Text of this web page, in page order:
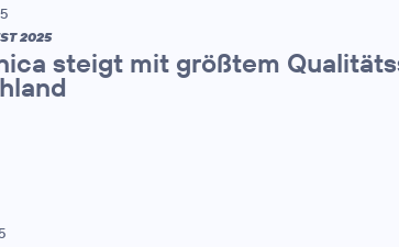
2025
steigt mit größtem